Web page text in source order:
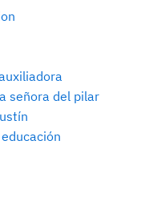
señora del pilar